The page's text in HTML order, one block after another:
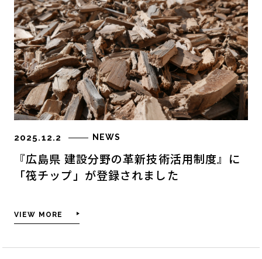
2025.12.2 NEWS
『広島県 建設分野の革新技術活用制度』に
「筏チップ」が登録されました
VIEW MORE